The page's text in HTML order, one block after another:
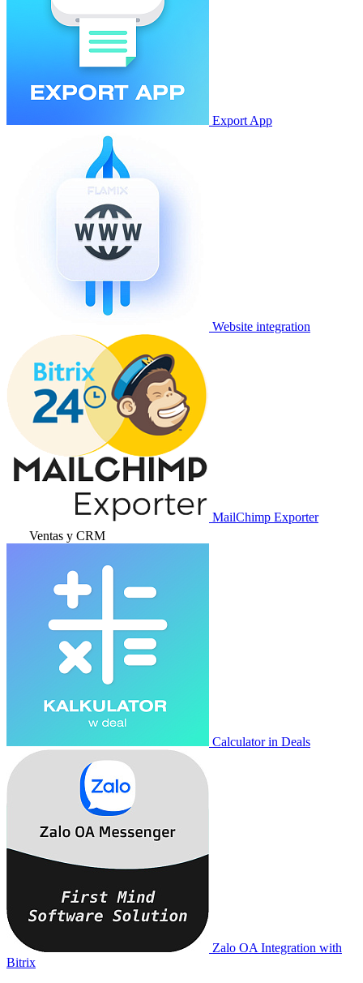
Export App
Website integration
MailChimp Exporter
Ventas y CRM
Calculator in Deals
Zalo OA Integration with
Bitrix